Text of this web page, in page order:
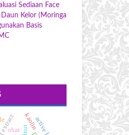
Sediaan Face
Kelor (Moringa
Basis
kaolin
obat